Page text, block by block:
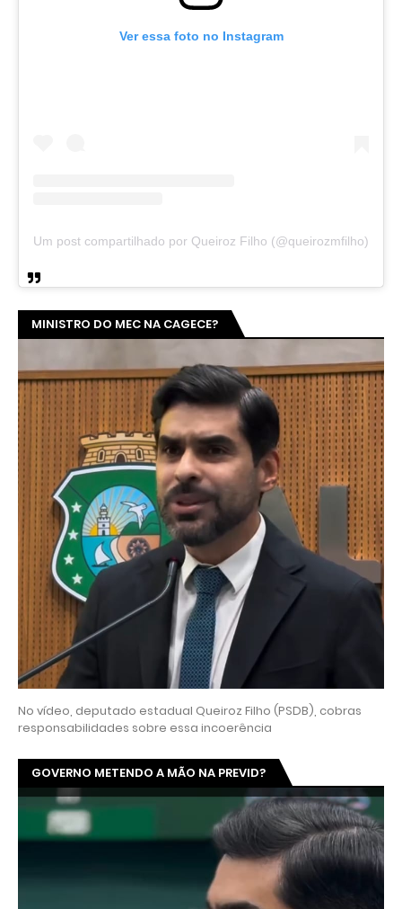
Ver essa foto no Instagram
Um post compartilhado por Queiroz Filho (@queirozmfilho)
MINISTRO DO MEC NA CAGECE?
No vídeo, deputado estadual Queiroz Filho (PSDB), cobras
responsabilidades sobre essa incoerência
GOVERNO METENDO A MÃO NA PREVID?